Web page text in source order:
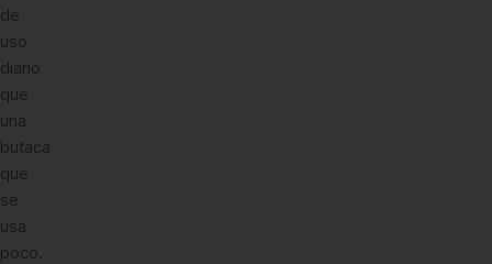
de
uso
diario
que
una
butaca
que
se
usa
poco.